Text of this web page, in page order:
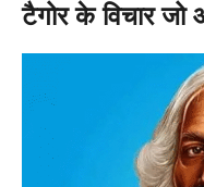
टैगोर के विचार